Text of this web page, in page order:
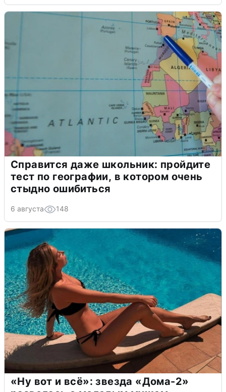
Справится даже школьник: пройдите
тест по географии, в котором очень
стыдно ошибиться
6 августа 148
«Ну вот и всё»: звезда «Дома-2»